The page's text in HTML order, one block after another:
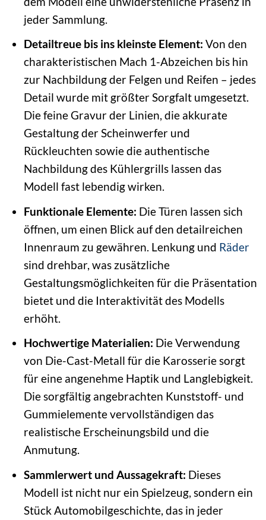
jeder Sammlung.
Detailtreue bis ins kleinste Element: Von den
charakteristischen Mach 1-Abzeichen bis hin
zur Nachbildung der Felgen und Reifen – jedes
Detail wurde mit größter Sorgfalt umgesetzt.
Die feine Gravur der Linien, die akkurate
Gestaltung der Scheinwerfer und
Rückleuchten sowie die authentische
Nachbildung des Kühlergrills lassen das
Modell fast lebendig wirken.
Funktionale Elemente: Die Türen lassen sich
öffnen, um einen Blick auf den detailreichen
Innenraum zu gewähren. Lenkung und Räder
sind drehbar, was zusätzliche
Gestaltungsmöglichkeiten für die Präsentation
bietet und die Interaktivität des Modells
erhöht.
Hochwertige Materialien: Die Verwendung
von Die-Cast-Metall für die Karosserie sorgt
für eine angenehme Haptik und Langlebigkeit.
Die sorgfältig angebrachten Kunststoff- und
Gummielemente vervollständigen das
realistische Erscheinungsbild und die
Anmutung.
Sammlerwert und Aussagekraft: Dieses
Modell ist nicht nur ein Spielzeug, sondern ein
Stück Automobilgeschichte, das in jeder